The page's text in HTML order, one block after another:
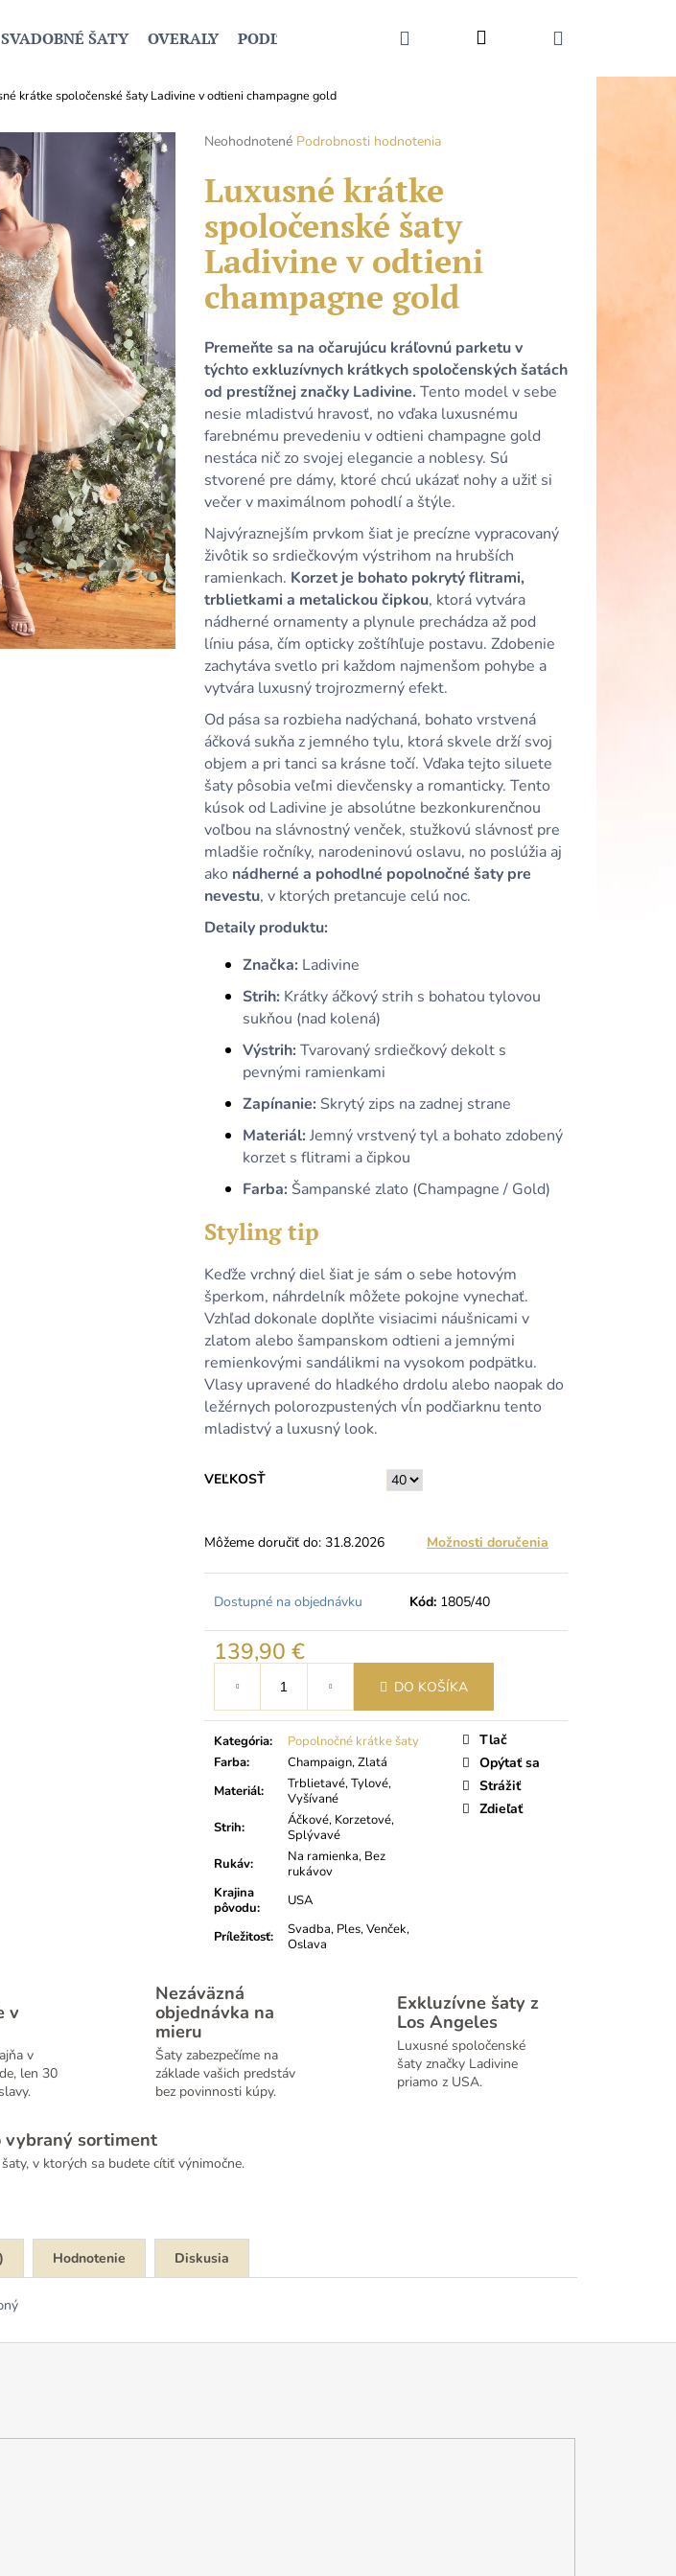
SVADOBNÉ ŠATY OVERALY PODĽA UDALOSTI MÓDNE DOPLNKY
HĽADAŤPrihlásenie
krátke spoločenské šaty Ladivine v odtieni champagne gold
Priemerné
produktu
z
5
hviezdičiek.
Neohodnotené Podrobnosti hodnotenia
Luxusné krátke
spoločenské šaty
Ladivine v odtieni
champagne gold
Premeňte sa na očarujúcu kráľovnú parketu v
týchto exkluzívnych krátkych spoločenských šatách
od prestížnej značky Ladivine. Tento model v sebe
nesie mladistvú hravosť, no vďaka luxusnému
farebnému prevedeniu v odtieni champagne gold
nestáca nič zo svojej elegancie a noblesy. Sú
stvorené pre dámy, ktoré chcú ukázať nohy a užiť si
večer v maximálnom pohodlí a štýle.
Najvýraznejším prvkom šiat je precízne vypracovaný
živôtik so srdiečkovým výstrihom na hrubších
ramienkach. Korzet je bohato pokrytý flitrami,
trblietkami a metalickou čipkou, ktorá vytvára
nádherné ornamenty a plynule prechádza až pod
líniu pása, čím opticky zoštíhľuje postavu. Zdobenie
zachytáva svetlo pri každom najmenšom pohybe a
vytvára luxusný trojrozmerný efekt.
Od pása sa rozbieha nadýchaná, bohato vrstvená
áčková sukňa z jemného tylu, ktorá skvele drží svoj
objem a pri tanci sa krásne točí. Vďaka tejto siluete
šaty pôsobia veľmi dievčensky a romanticky. Tento
kúsok od Ladivine je absolútne bezkonkurenčnou
voľbou na slávnostný venček, stužkovú slávnosť pre
mladšie ročníky, narodeninovú oslavu, no poslúžia aj
ako nádherné a pohodlné popolnočné šaty pre
nevestu, v ktorých pretancuje celú noc.
Detaily produktu:
Značka: Ladivine
Strih: Krátky áčkový strih s bohatou tylovou
sukňou (nad kolená)
Výstrih: Tvarovaný srdiečkový dekolt s
pevnými ramienkami
Zapínanie: Skrytý zips na zadnej strane
Materiál: Jemný vrstvený tyl a bohato zdobený
korzet s flitrami a čipkou
Farba: Šampanské zlato (Champagne / Gold)
Styling tip
Keďže vrchný diel šiat je sám o sebe hotovým
šperkom, náhrdelník môžete pokojne vynechať.
Vzhľad dokonale doplňte visiacimi náušnicami v
zlatom alebo šampanskom odtieni a jemnými
remienkovými sandálikmi na vysokom podpätku.
Vlasy upravené do hladkého drdolu alebo naopak do
ležérnych polorozpustených vĺn podčiarknu tento
mladistvý a luxusný look.
VEĽKOSŤ
Môžeme doručiť do: 31.8.2026 Možnosti doručenia
Dostupné na objednávku Kód: 1805/40
139,90 €
cena:
DO KOŠÍKA
Kategória:
Popolnočné krátke šaty
Farba:
Champaign, Zlatá
Materiál:
Trblietavé, Tylové,
Vyšívané
Strih:
Áčkové, Korzetové,
Splývavé
Rukáv:
Na ramienka, Bez
rukávov
Krajina
pôvodu: USA
Príležitosť:
Svadba, Ples, Venček,
Oslava
Tlač
Opýtať sa
Strážiť
Zdieľať
v
v
len 30
Nezáväzná
objednávka na
mieru
Šaty zabezpečíme na
základe vašich predstáv
bez povinnosti kúpy.
Exkluzívne šaty z
Los Angeles
Luxusné spoločenské
šaty značky Ladivine
priamo z USA.
vybraný sortiment
v ktorých sa budete cítiť výnimočne.
Hodnotenie Diskusia
Nasledujúce
ŠATY
A
KRÁTKE MODRÉ SATÉNOVÉ ŠATY S
ODHALENÝM CHRBTOM A
ŠNUROVANÍM
79,90 €